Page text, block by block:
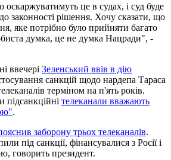
це в судах, і суд буде
законності рішення. Хочу сказати, що
яке потрібно було прийняти багато
думка, це не думка Нацради", -
ввечері Зеленський ввів в дію
санкцій щодо нардепа Тараса
терміном на п'ять років.
підсанкційні телеканали вважають
.
заборону трьох телеканалів.
під санкції, фінансувалися з Росії і
говорить президент.